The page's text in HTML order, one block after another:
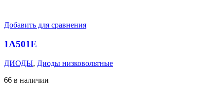
Добавить для сравнения
1А501Е
ДИОДЫ, Диоды низковольтные
66 в наличии